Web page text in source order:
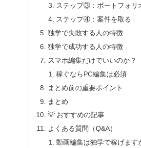
ステップ③：ポートフォリ
ステップ④：案件を取る
独学で失敗する人の特徴
独学で成功する人の特徴
スマホ編集だけでいいのか？
稼ぐならPC編集は必須
まとめ前の重要ポイント
まとめ
💡 おすすめの記事
よくある質問（Q&A）
動画編集は独学で稼げます